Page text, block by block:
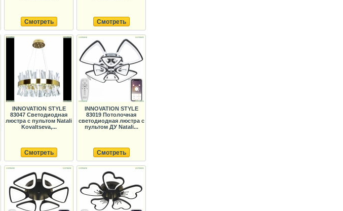
Смотреть Смотреть
INNOVATION STYLE
83047 Светодиодная
люстра с пультом Natali
Kovaltseva,...
Смотреть
INNOVATION STYLE
83019 Потолочная
светодиодная люстра с
пультом ДУ Natali...
Смотреть